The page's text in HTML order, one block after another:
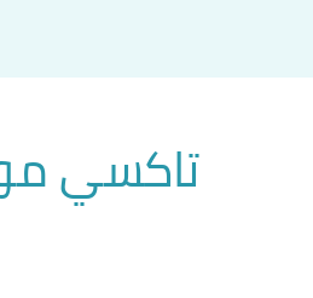
تاكسي